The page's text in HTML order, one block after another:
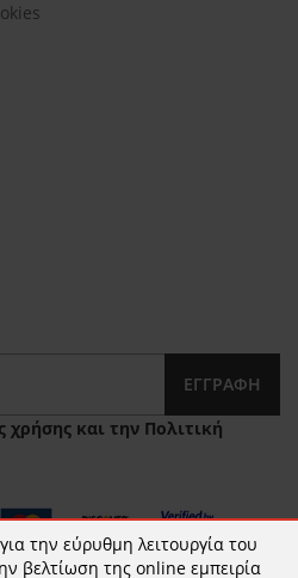
ΕΓΓΡΑΦΉ
χρήσης και την Πολιτική
την εύρυθμη λειτουργία του
βελτίωση της online εμπειρία